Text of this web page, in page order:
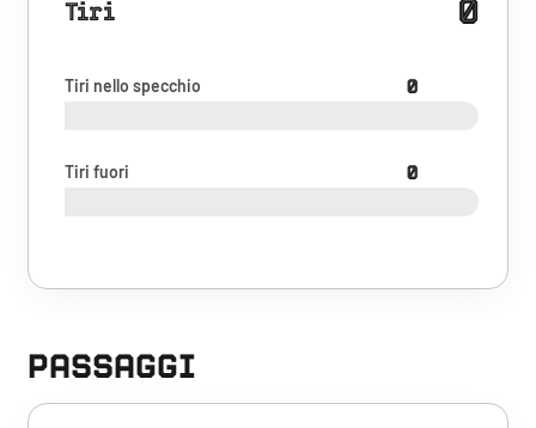
Tiri 0
Tiri nello specchio 0
Tiri fuori 0
PASSAGGI